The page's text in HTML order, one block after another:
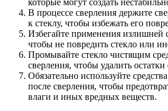
которые могут создать
В процессе сверления держите
к стеклу, чтобы избежать его
Избегайте применения излишней
чтобы не повредить стекло или
Промывайте стекло чистящим
сверления, чтобы удалить
Обязательно используйте
после сверления, чтобы
влаги и иных вредных веществ.